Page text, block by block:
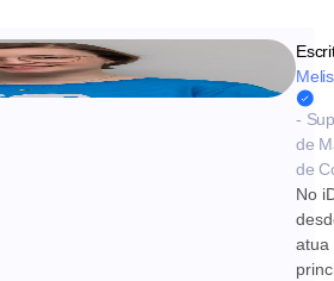
-
de
de
No
atua